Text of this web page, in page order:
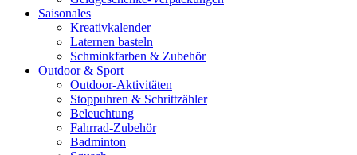
Saisonales
Kreativkalender
Laternen basteln
Schminkfarben & Zubehör
Outdoor & Sport
Outdoor-Aktivitäten
Stoppuhren & Schrittzähler
Beleuchtung
Fahrrad-Zubehör
Badminton